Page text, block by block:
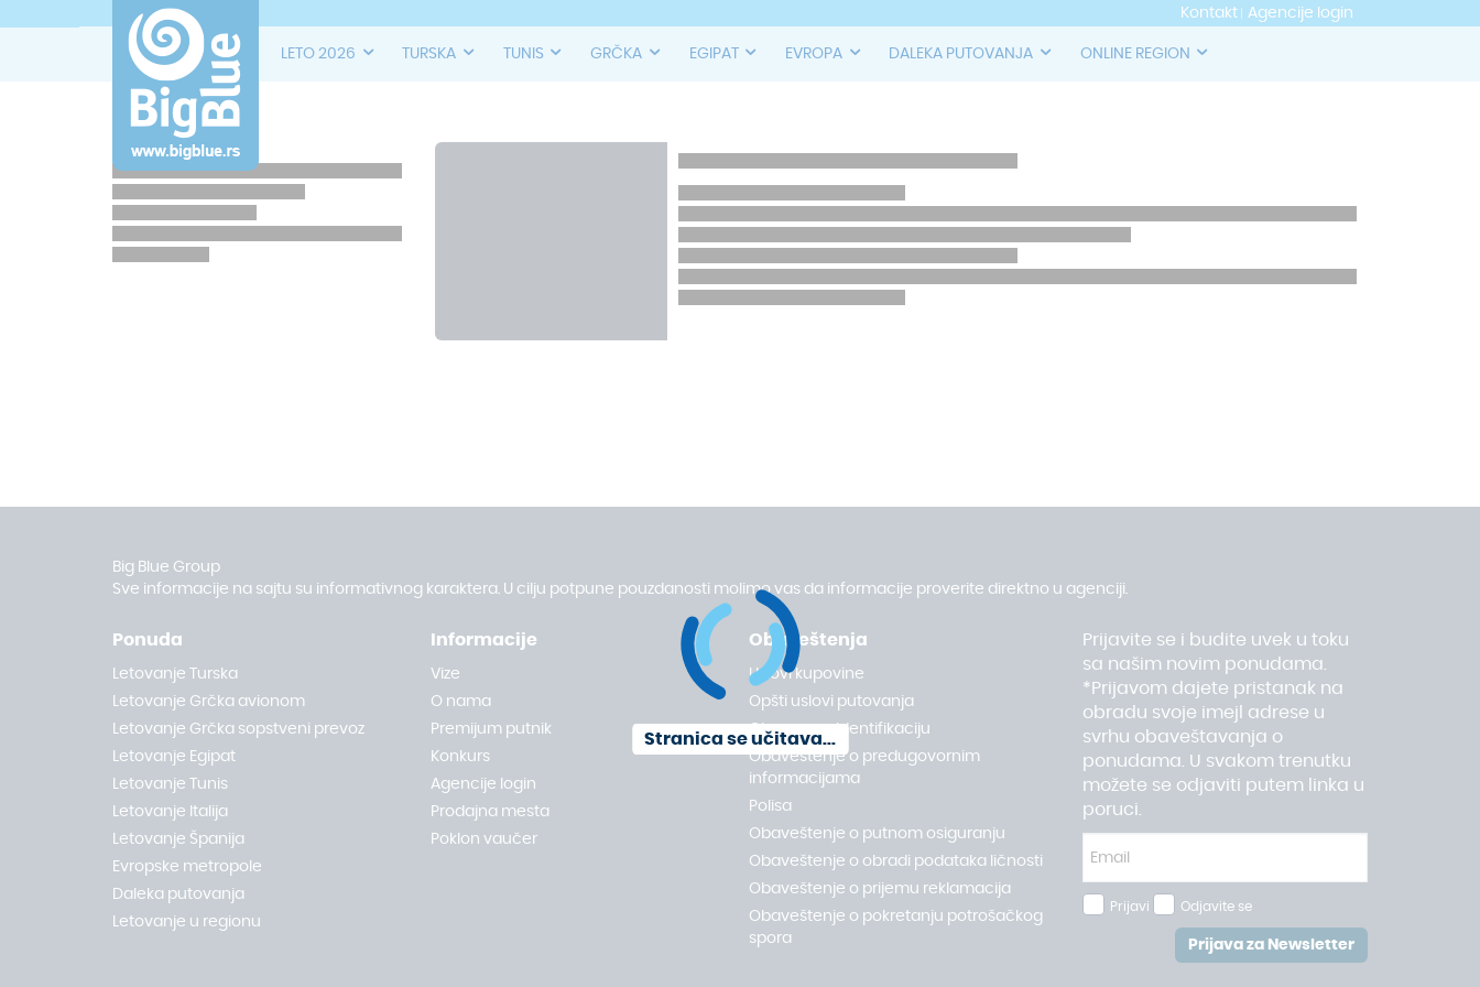
Kontakt Agencije login
LETO 2026 TURSKA TUNIS GRČKA EGIPAT EVROPA DALEKA PUTOVANJA ONLINE REGION
Big Blue Group
Sve informacije na sajtu su informativnog karaktera. U cilju potpune pouzdanosti molimo vas da informacije proverite direktno u agenciji.
Ponuda
Letovanje Turska
Letovanje Grčka avionom
Letovanje Grčka sopstveni prevoz
Letovanje Egipat
Letovanje Tunis
Letovanje Italija
Letovanje Španija
Evropske metropole
Daleka putovanja
Letovanje u regionu
Informacije
Vize
O nama
Premijum putnik
Konkurs
Agencije login
Prodajna mesta
Poklon vaučer
Obaveštenja
Uslovi kupovine
Opšti uslovi putovanja
Obrazac za identifikaciju
Obaveštenje o predugovornim
informacijama
Polisa
Obaveštenje o putnom osiguranju
Obaveštenje o obradi podataka ličnosti
Obaveštenje o prijemu reklamacija
Obaveštenje o pokretanju potrošačkog
spora
Prijavite se i budite uvek u toku
sa našim novim ponudama.
*Prijavom dajete pristanak na
obradu svoje imejl adrese u
svrhu obaveštavanja o
ponudama. U svakom trenutku
možete se odjaviti putem linka u
poruci.
Prijavi Odjavite se
Prijava za Newsletter
Stranica se učitava...